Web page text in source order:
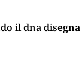
il dna disegna